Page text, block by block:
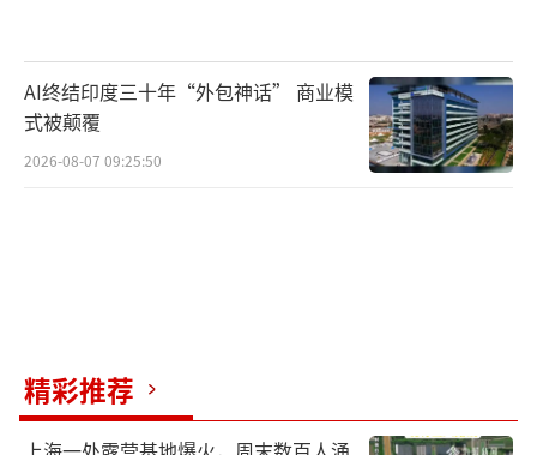
气象部门提醒，本次降雨过程部分地区累
AI终结印度三十年“外包神话” 商业模
式被颠覆
2026-08-07 09:25:50
精彩推荐